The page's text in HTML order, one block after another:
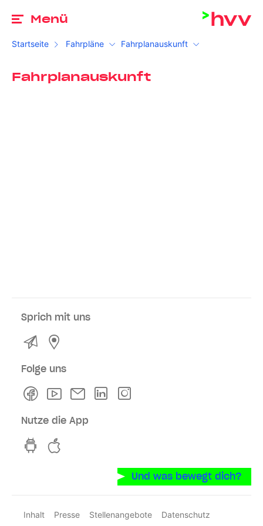
Menü
Startseite Fahrpläne Fahrplanauskunft
Fahrplanauskunft
Sprich mit uns
Kontakt
Folge uns
FacebookYoutubeNewsletterLinkedln
Nutze die App
hvv switch App auf GooglePlay
Und was bewegt dich?
Inhalt Presse Stellenangebote
Datenschutz